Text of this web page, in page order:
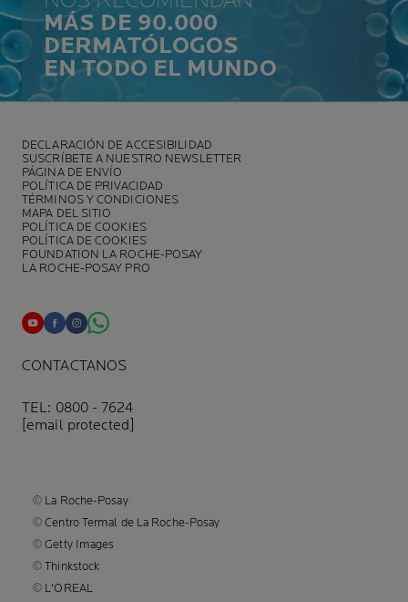
MÁS DE 90.000
DERMATÓLOGOS
EN TODO EL MUNDO
DECLARACIÓN DE ACCESIBILIDAD
SUSCRÍBETE A NUESTRO NEWSLETTER
PÁGINA DE ENVÍO
POLÍTICA DE PRIVACIDAD
TÉRMINOS Y CONDICIONES
MAPA DEL SITIO
POLÍTICA DE COOKIES
POLÍTICA DE COOKIES
FOUNDATION LA ROCHE-POSAY
LA ROCHE-POSAY PRO
CONTACTANOS
TEL: 0800 - 7624
[email protected]
© La Roche-Posay
© Centro Termal de La Roche-Posay
© Getty Images
© Thinkstock
© L'OREAL